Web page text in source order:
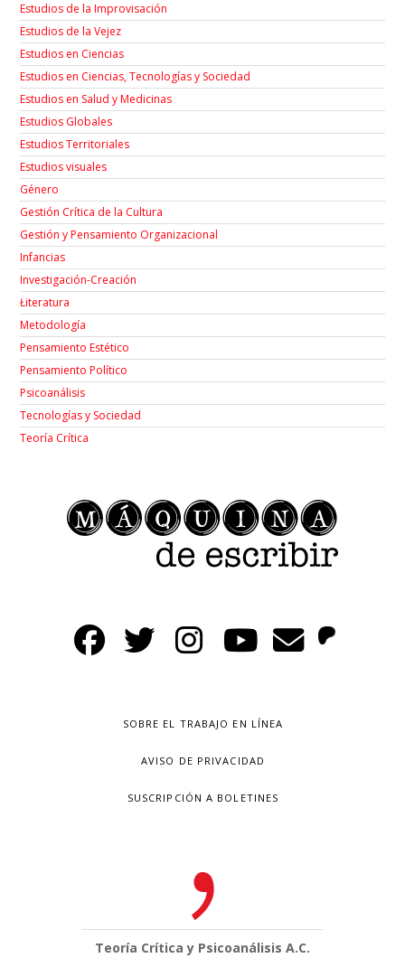
Estudios de la Improvisación
Estudios de la Vejez
Estudios en Ciencias
Estudios en Ciencias, Tecnologías y Sociedad
Estudios en Salud y Medicinas
Estudios Globales
Estudios Territoriales
Estudios visuales
Género
Gestión Crítica de la Cultura
Gestión y Pensamiento Organizacional
Infancias
Investigación-Creación
Łiteratura
Metodología
Pensamiento Estético
Pensamiento Político
Psicoanálisis
Tecnologías y Sociedad
Teoría Crítica
SOBRE EL TRABAJO EN LÍNEA
AVISO DE PRIVACIDAD
SUSCRIPCIÓN A BOLETINES
Teoría Crítica y Psicoanálisis A.C.